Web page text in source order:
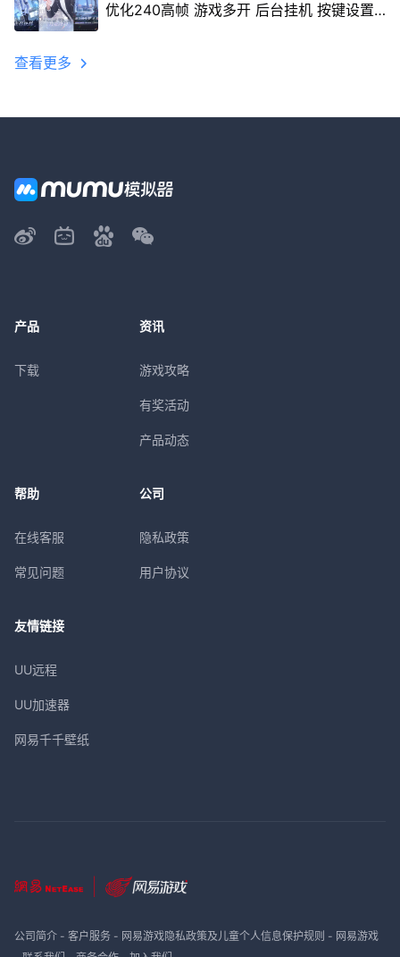
优化240高帧 游戏多开 后台挂机 按键设置
查看更多
产品
下载
资讯
游戏攻略
有奖活动
产品动态
帮助
在线客服
常见问题
公司
隐私政策
用户协议
友情链接
UU远程
UU加速器
网易千千壁纸
公司简介- 客户服务- 网易游戏隐私政策及儿童个人信息保护规则 - 网易游戏